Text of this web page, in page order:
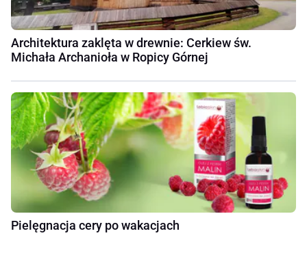
Architektura zaklęta w drewnie: Cerkiew św.
Michała Archanioła w Ropicy Górnej
Pielęgnacja cery po wakacjach